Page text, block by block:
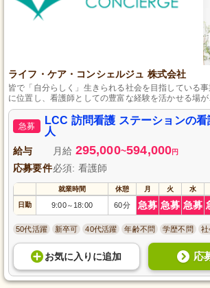
ライフ・ケア・コンシェルジュ 株式会社
皆で「自分らしく」生きられる社会を目指している
に位置し、看護師としての豊富な経験を活かせる場
人ひとりのQOL向上に貢献し、日々の生活に寄り添
役割を担っていただきます。看護師資格と実務経験
とができる環境も整っています。
急募
LCC 訪問看護 ステーションの
人
給与 月給 295,000~594,000円
応募要件必須: 看護師
就業時間 休憩 月 火 水
日勤 9:00～ 18:00 60分 急募 急募 急募
50代活躍 新卒可 40代活躍 年齢不問 学歴不問 社
お気に入り に追加 応